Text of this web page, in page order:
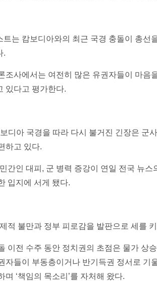
트는 캄보디아와의 최근 국경 충돌이 총선
.
조사에서는 여전히 많은 유권자들이 마음
있다고 평가한다.
디아 국경을 따라 다시 불거진 긴장은 군
하고 있다.
간인 대피, 군 병력 증강이 연일 전국 뉴
입지에 서게 됐다.
적 불만과 정부 피로감을 발판으로 세를
이전 수주 동안 정치권의 초점은 물가 상
자들이 부동층이거나 반기득권 정서로 기
며 ‘책임의 목소리’를 자처해 왔다.